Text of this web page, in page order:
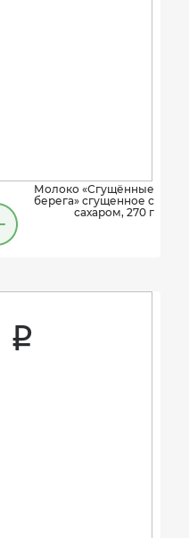
Молоко «Сгущённые
берега» сгущенное с
сахаром, 270 г
i